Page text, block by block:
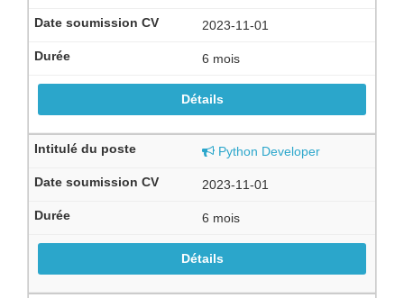
Contact 2023-11-01
6 mois
Détails
Python Developer
2023-11-01
6 mois
Détails